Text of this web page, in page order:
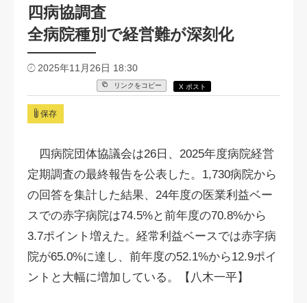
四病協調査
全病院種別で経営難が深刻化
2025年11月26日 18:30
リンクをコピー X ポスト
保存
四病院団体協議会は26日、2025年度病院経営
定期調査の最終報告を公表した。1,730病院から
の回答を集計した結果、24年度の医業利益ベー
スでの赤字病院は74.5%と前年度の70.8%から
3.7ポイント増えた。経常利益ベースでは赤字病
院が65.0%に達し、前年度の52.1%から12.9ポイ
ントと大幅に増加している。【八木一平】